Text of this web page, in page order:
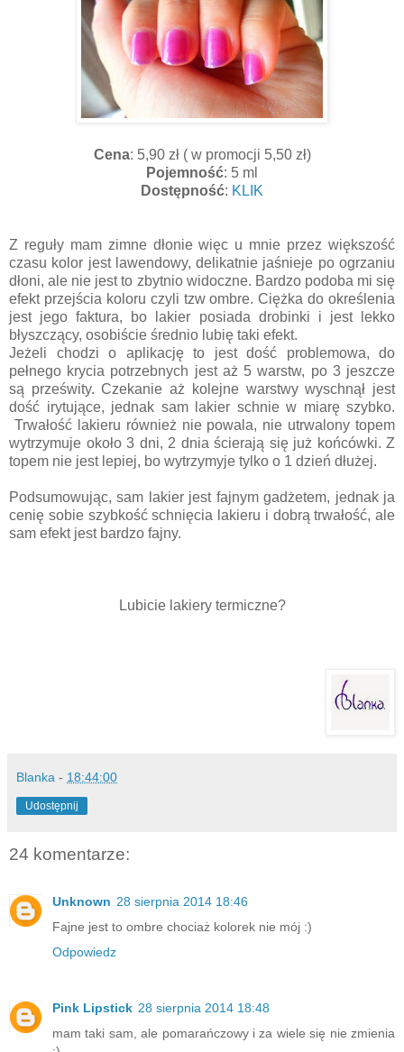
Cena: 5,90 zł ( w promocji 5,50 zł)
Pojemność: 5 ml
Dostępność: KLIK
Z reguły mam zimne dłonie więc u mnie przez większość
czasu kolor jest lawendowy, delikatnie jaśnieje po ogrzaniu
dłoni, ale nie jest to zbytnio widoczne. Bardzo podoba mi się
efekt przejścia koloru czyli tzw ombre. Ciężka do określenia
jest jego faktura, bo lakier posiada drobinki i jest lekko
błyszczący, osobiście średnio lubię taki efekt.
Jeżeli chodzi o aplikację to jest dość problemowa, do
pełnego krycia potrzebnych jest aż 5 warstw, po 3 jeszcze
są prześwity. Czekanie aż kolejne warstwy wyschnął jest
dość irytujące, jednak sam lakier schnie w miarę szybko.
Trwałość lakieru również nie powala, nie utrwalony topem
wytrzymuje około 3 dni, 2 dnia ścierają się już końcówki. Z
topem nie jest lepiej, bo wytrzymyje tylko o 1 dzień dłużej.
Podsumowując, sam lakier jest fajnym gadżetem, jednak ja
cenię sobie szybkość schnięcia lakieru i dobrą trwałość, ale
sam efekt jest bardzo fajny.
Lubicie lakiery termiczne?
Blanka - 18:44:00
Udostępnij
24 komentarze:
Unknown 28 sierpnia 2014 18:46
Fajne jest to ombre chociaż kolorek nie mój :)
Odpowiedz
Pink Lipstick 28 sierpnia 2014 18:48
mam taki sam, ale pomarańczowy i za wiele się nie zmienia